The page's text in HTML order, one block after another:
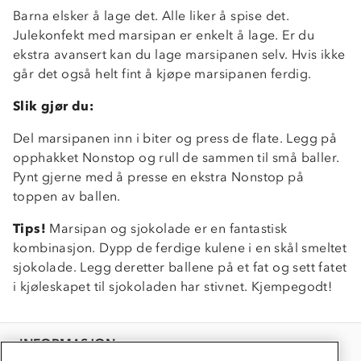
Barna elsker å lage det. Alle liker å spise det.
Julekonfekt med marsipan er enkelt å lage. Er du
ekstra avansert kan du lage marsipanen selv. Hvis ikke
går det også helt fint å kjøpe marsipanen ferdig.
Slik gjør du:
Del marsipanen inn i biter og press de flate. Legg på
opphakket Nonstop og rull de sammen til små baller.
Pynt gjerne med å presse en ekstra Nonstop på
toppen av ballen.
Tips! Marsipan og sjokolade er en fantastisk
kombinasjon. Dypp de ferdige kulene i en skål smeltet
sjokolade. Legg deretter ballene på et fat og sett fatet
i kjøleskapet til sjokoladen har stivnet. Kjempegodt!
INFORMASJON
Kundeservice
Kontakt oss
Konkurransevinnere
Kundeklubb
Våre butikker
Bedrift, barnehage og SFO
Presse
Om Stormberg
Verdigrunnlag
Klima og miljø
Etisk handel
Dyreetikk
1% til samfunnet
Inkludering
Materialer
Samarbeide med oss?
Alt du trenger til Norgesferien
Dette trenger du til barnehagen
Hvordan velge riktig turtøy?
Vask og vedlikehold
Store størrelser
Norgesferie 🇳🇴
Få turinspirasjon og tips her⛰
Overnatte utendørs⛺